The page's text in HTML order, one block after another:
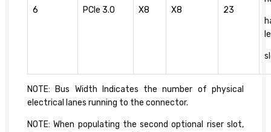
6 PCIe 3.0 X8 X8 23
NOTE: Bus Width Indicates the number of physical
electrical lanes running to the connector.
NOTE: When populating the second optional riser slot,